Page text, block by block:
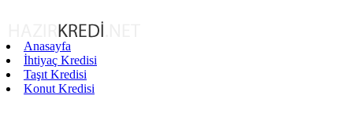
Anasayfa
İhtiyaç Kredisi
Taşıt Kredisi
Konut Kredisi